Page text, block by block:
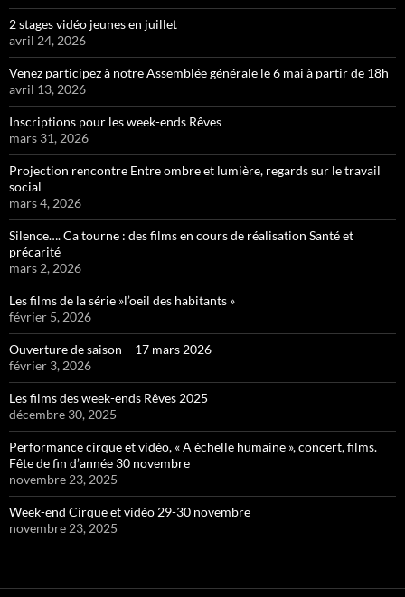
2 stages vidéo jeunes en juillet
avril 24, 2026
Venez participez à notre Assemblée générale le 6 mai à partir de 18h
avril 13, 2026
Inscriptions pour les week-ends Rêves
mars 31, 2026
Projection rencontre Entre ombre et lumière, regards sur le travail
social
mars 4, 2026
Silence…. Ca tourne : des films en cours de réalisation Santé et
précarité
mars 2, 2026
Les films de la série »l’oeil des habitants »
février 5, 2026
Ouverture de saison – 17 mars 2026
février 3, 2026
Les films des week-ends Rêves 2025
décembre 30, 2025
Performance cirque et vidéo, « A échelle humaine », concert, films.
Fête de fin d’année 30 novembre
novembre 23, 2025
Week-end Cirque et vidéo 29-30 novembre
novembre 23, 2025